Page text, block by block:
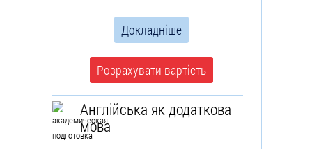
Докладніше
Розрахувати вартість
Англійська як додаткова
мова